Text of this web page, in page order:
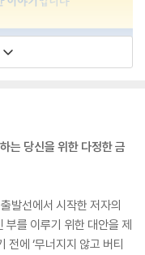
는 당신을 위한 다정한 금
발선에서 시작한 저자의
부를 이루기 위한 대안을 제
전에 ‘무너지지 않고 버티